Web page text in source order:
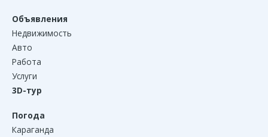
Объявления
Недвижимость
Авто
Работа
Услуги
3D-тур
Погода
Караганда